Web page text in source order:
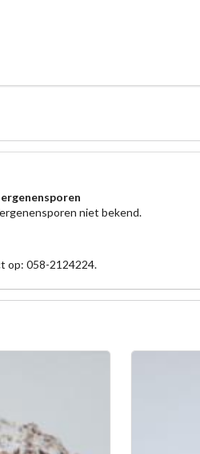
niet bekend.
op: 058-2124224.